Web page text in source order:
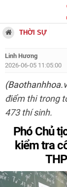
THỜI SỰ
Linh Hương
2026-06-05 11:05:00
điểm thi trong
473 thí sinh.
Phó Chủ
kiểm tra